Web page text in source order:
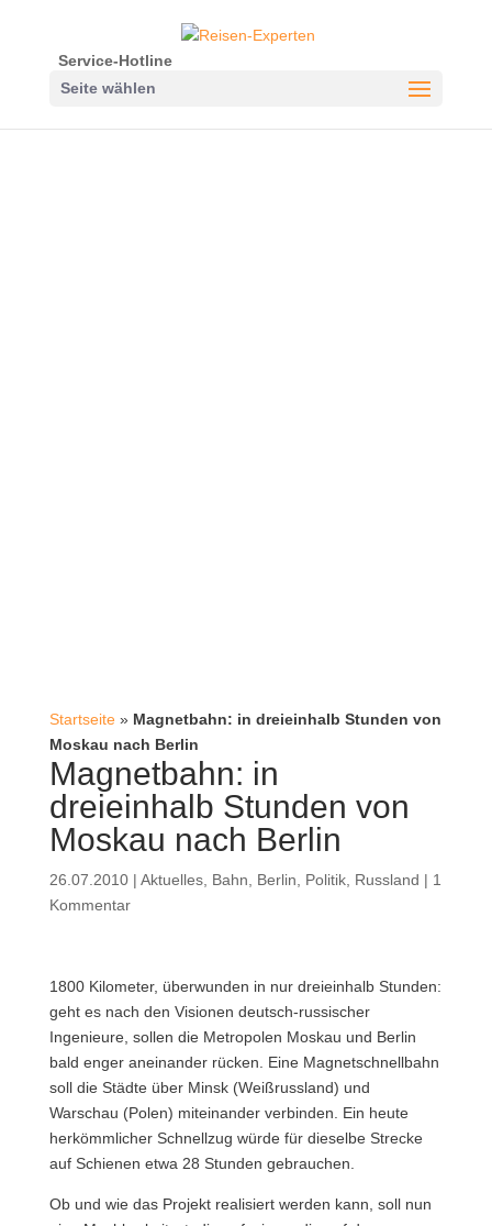
Service-Hotline
Seite wählen
Startseite» Magnetbahn: in dreieinhalb Stunden von
Moskau nach Berlin
Magnetbahn: in
dreieinhalb Stunden von
Moskau nach Berlin
26.07.2010| Aktuelles, Bahn Berlin Politik, Russland | 1
Kommentar
1800 Kilometer, überwunden in nur dreieinhalb Stunden:
geht es nach den Visionen deutsch-russischer
Ingenieure, sollen die Metropolen Moskau und Berlin
bald enger aneinander rücken. Eine Magnetschnellbahn
soll die Städte über Minsk (Weißrussland) und
Warschau (Polen) miteinander verbinden. Ein heute
herkömmlicher Schnellzug würde für dieselbe Strecke
auf Schienen etwa 28 Stunden gebrauchen.
Ob und wie das Projekt realisiert werden kann, soll nun